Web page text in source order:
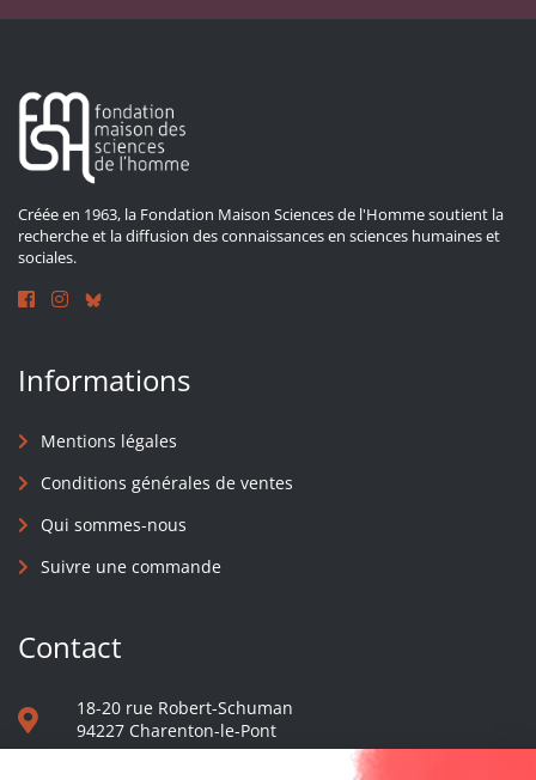
Créée en 1963, la Fondation Maison Sciences de l'Homme soutient la
recherche et la diffusion des connaissances en sciences humaines et
sociales.
Informations
Mentions légales
Conditions générales de ventes
Qui sommes-nous
Suivre une commande
Contact
18-20 rue Robert-Schuman
94227 Charenton-le-Pont